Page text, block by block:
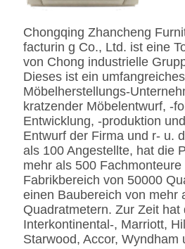
Harware
Hafele/
Schaum
Hoher
Gewebe
Leder-/
Leder-/
CA117
BS5852
SS
bürstete
Marmor
Kunde-
Chongqing Zhancheng
facturin g Co., Ltd. ist eine
von Chong industrielle
Dieses ist ein umfangreiches
Möbelherstellungs-
kratzender Möbelentwurf, -
Entwicklung, -produktion
Entwurf der Firma und r- u.
als 100 Angestellte, hat die
mehr als 500
Fabrikbereich von 50000
einen Baubereich von mehr
Quadratmetern. Zur Zeit hat
Interkontinental-, Marriott,
Starwood, Accor, Wyndham